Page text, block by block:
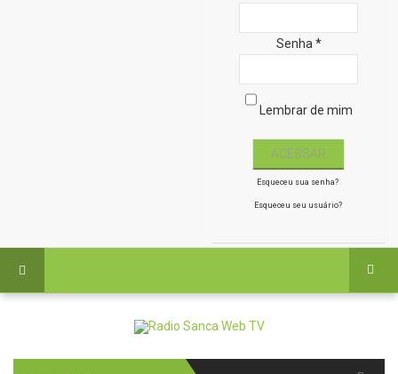
Senha *
Lembrar de mim
Esqueceu sua senha?
Esqueceu seu usuário?